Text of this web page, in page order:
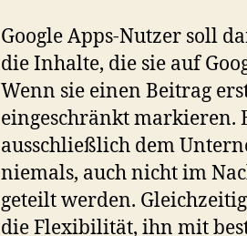
Google Apps-Nutzer soll
die Inhalte, die sie auf
Wenn sie einen Beitrag
eingeschränkt markieren.
ausschließlich dem
niemals, auch nicht im
geteilt werden.
die Flexibilität, ihn mit